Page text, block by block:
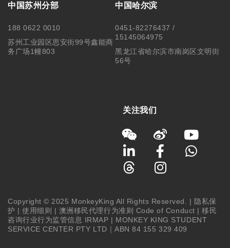
中国苏州分部
188 0622 0010
苏州工业园区思安街99号鑫能商
务广场1幢803
中国哈尔滨
0451-82276437 /
15145064975
黑龙江省哈尔滨市南岗区文明街
56号
关注我们
Copyright © 2025 MonkeyKing All Rights Reserved. | 隐私保
护 |使用细则 | 澳洲移民代理行为准则 Code of Conduct |移民
咨询行业行为监管信息 IRMAP | MONKEY KING STUDENT
SERVICE CENTER PTY LTD｜ABN 84 155 329 409